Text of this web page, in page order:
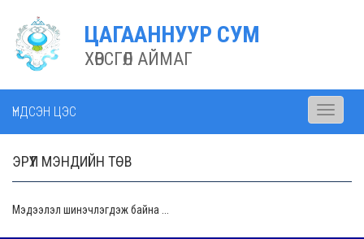
ЦАГААННУУР СУМ
ХӨВСГӨЛ АЙМАГ
ҮНДСЭН ЦЭС
Toggle
ЭРҮҮЛ МЭНДИЙН ТӨВ
Мэдээлэл шинэчлэгдэж байна ...